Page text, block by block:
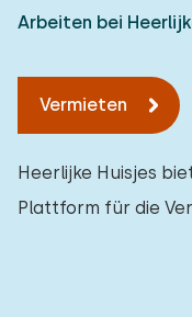
Arbeiten bei
Vermieten
Heerlijke Huisjes
Plattform für die